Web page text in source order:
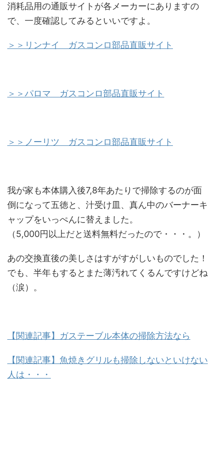
消耗品用の通販サイトが各メーカーにありますの
で、一度確認してみるといいですよ。
＞＞リンナイ ガスコンロ部品直販サイト
＞＞パロマ ガスコンロ部品直販サイト
＞＞ノーリツ ガスコンロ部品直販サイト
我が家も本体購入後7,8年あたりで掃除するのが面
倒になって五徳と、汁受け皿、真ん中のバーナーキ
ャップをいっぺんに替えました。
（5,000円以上だと送料無料だったので・・・。）
あの交換直後の美しさはすがすがしいものでした！
でも、半年もするとまた薄汚れてくるんですけどね
（涙）。
【関連記事】ガステーブル本体の掃除方法なら
【関連記事】魚焼きグリルも掃除しないといけない
人は・・・